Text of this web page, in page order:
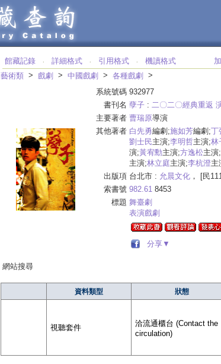
館藏記錄 ‧ 詳細格式 ‧ 引用格式 ‧ 機讀格式
藝術類 > 戲劇 > 中國戲劇 > 各種戲劇
>
系統號碼 932977
書刊名 孽子 : 二〇二〇經典重返
主要著者 曹瑞原導演
其他著者 白先勇編劇;施如芳編劇;丁
劉士民主演;李明哲主演;林
演;黃宥勳主演;方逸松主演;
主演;林立庭主演;李杭澄主
出版項 台北市 : 允晨文化 ， [民
索書號 982.61 8453
標題 舞臺劇
表演戲劇
分享▼
網站搜尋
資料類型 狀態
視聽套件
洽流通櫃台 (Contact the
circulation)